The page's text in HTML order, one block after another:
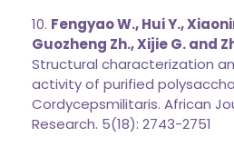
10. Fengyao W., Hui Y.,
Guozheng Zh., Xijie G. and
Structural characterization
activity of purified
Cordycepsmilitaris. African
Research. 5(18): 2743-2751